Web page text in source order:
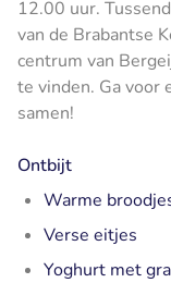
12.00 uur.
van de Brabantse
centrum van
te vinden. Ga voor
samen!
Ontbijt
Warme
Verse eitjes
Yoghurt met